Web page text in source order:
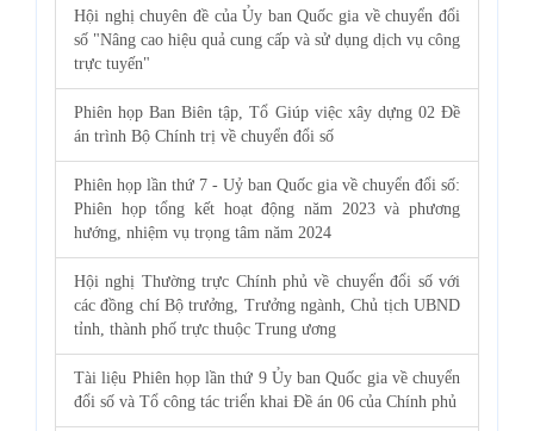
Hội nghị chuyên đề của Ủy ban Quốc gia về chuyển đổi
số "Nâng cao hiệu quả cung cấp và sử dụng dịch vụ công
trực tuyến"
Phiên họp Ban Biên tập, Tổ Giúp việc xây dựng 02 Đề
án trình Bộ Chính trị về chuyển đổi số
Phiên họp lần thứ 7 - Uỷ ban Quốc gia về chuyển đổi số:
Phiên họp tổng kết hoạt động năm 2023 và phương
hướng, nhiệm vụ trọng tâm năm 2024
Hội nghị Thường trực Chính phủ về chuyển đổi số với
các đồng chí Bộ trưởng, Trưởng ngành, Chủ tịch UBND
tỉnh, thành phố trực thuộc Trung ương
Tài liệu Phiên họp lần thứ 9 Ủy ban Quốc gia về chuyển
đổi số và Tổ công tác triển khai Đề án 06 của Chính phủ